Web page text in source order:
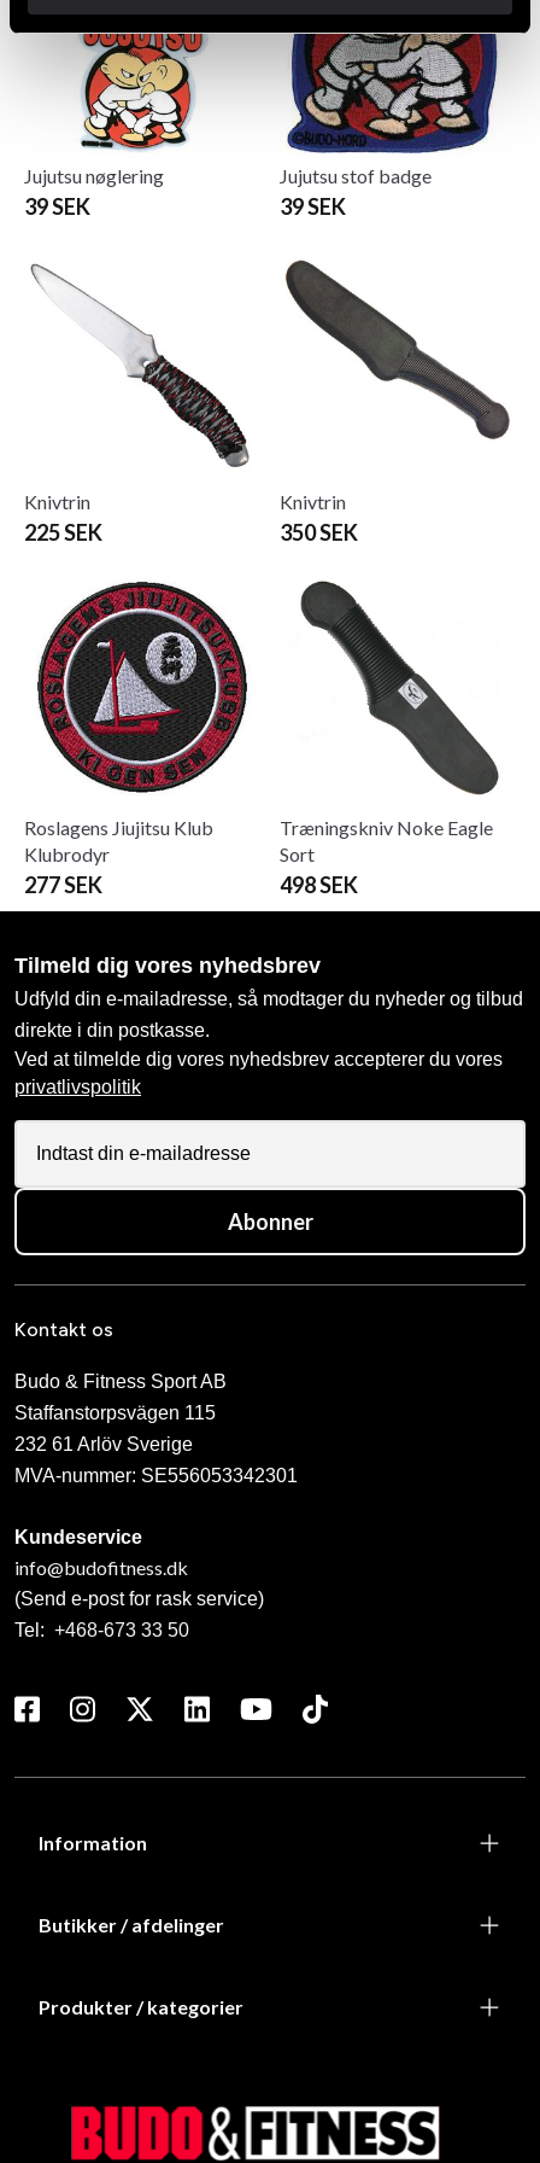
Jujutsu nøglering
39 SEK
Jujutsu stof badge
39 SEK
Knivtrin
225 SEK
Knivtrin
350 SEK
Roslagens Jiujitsu Klub
Klubrodyr
277 SEK
Træningskniv Noke Eagle
Sort
498 SEK
Tilmeld dig vores nyhedsbrev
Udfyld din e-mailadresse, så modtager du nyheder og tilbud
direkte i din postkasse.
Ved at tilmelde dig vores nyhedsbrev accepterer du vores
privatlivspolitik
Abonner
Kontakt os
Budo & Fitness Sport AB
Staffanstorpsvägen 115
232 61 Arlöv Sverige
MVA-nummer: SE556053342301
Kundeservice
info@budofitness.dk
(Send e-post for rask service)
Tel: +468-673 33 50
Information
Butikker / afdelinger
Produkter / kategorier